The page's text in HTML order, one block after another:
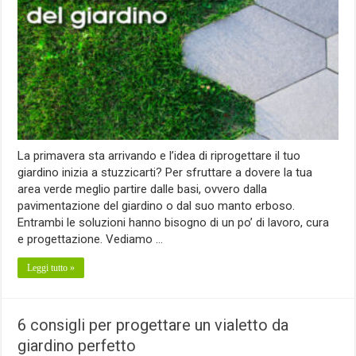
La primavera sta arrivando e l’idea di riprogettare il tuo
giardino inizia a stuzzicarti? Per sfruttare a dovere la tua
area verde meglio partire dalle basi, ovvero dalla
pavimentazione del giardino o dal suo manto erboso.
Entrambi le soluzioni hanno bisogno di un po’ di lavoro, cura
e progettazione. Vediamo …
Leggi tutto »
6 consigli per progettare un vialetto da
giardino perfetto